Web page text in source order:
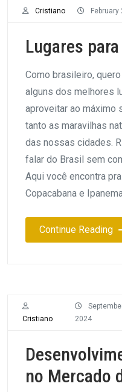
Cristiano February
Lugares
Como brasileiro,
alguns dos melhores
aproveitar ao máximo
tanto as maravilhas
das nossas cidades.
falar do Brasil sem
Aqui você encontra
Copacabana e
Continue Reading
Cristiano
2024
no Mercado